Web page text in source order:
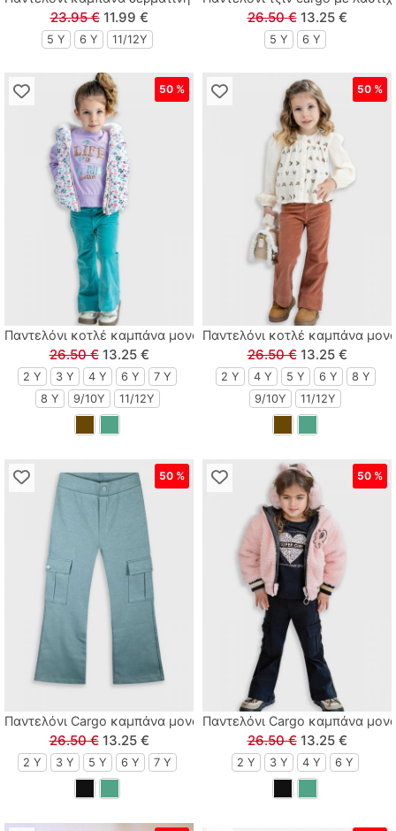
23.95 € 11.99 €
5 Y 6 Y 11/12Y
26.50 € 13.25 €
5 Y 6 Y
Παντελόνι κοτλέ καμπάνα μονόχρωμο μέντα
26.50 € 13.25 €
2 Y 3 Y 4 Y 6 Y
7 Y
8 Y
9/10Y 11/12Y
50 %
Παντελόνι κοτλέ καμπάνα
26.50 € 13.25 €
2 Y 4 Y 5 Y 6 Y
8 Y
9/10Y
11/12Y
50 %
Παντελόνι Cargo καμπάνα μονόχρωμο με τρουκς μέντα
26.50 € 13.25 €
2 Y 3 Y 5 Y 6 Y 7 Y
50 %
Παντελόνι Cargo καμπάνα
26.50 € 13.25 €
2 Y 3 Y 4 Y 6 Y
50 %